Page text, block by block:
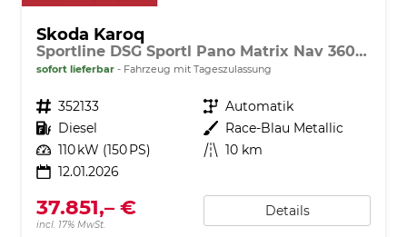
Skoda Karoq
Sportline DSG Sportl Pano Matrix Nav 360° Canton ACC
sofort lieferbar Fahrzeug mit Tageszulassung
Fahrzeugnr. 352133 Getriebe Automatik
Kraftstoff Diesel Außenfarbe Race-Blau Metallic
Leistung 110 kW (150 PS) Kilometerstand 10 km
12.01.2026
37.851,– €
incl. 17% MwSt.
Details